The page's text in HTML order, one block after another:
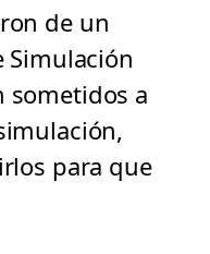
de un
Simulación
sometidos a
para que